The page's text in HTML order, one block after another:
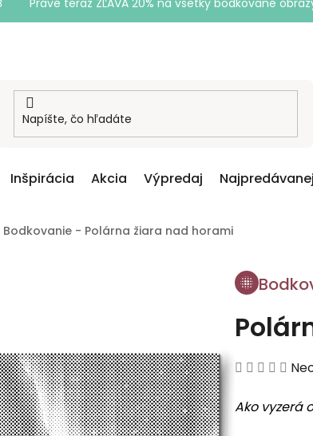
Práve teraz ZĽAVA 20% na všetky bodkované
Inšpirácia Akcia Výpredaj
Bodkovanie - Polárna žiara nad horami
Ako vyzerá